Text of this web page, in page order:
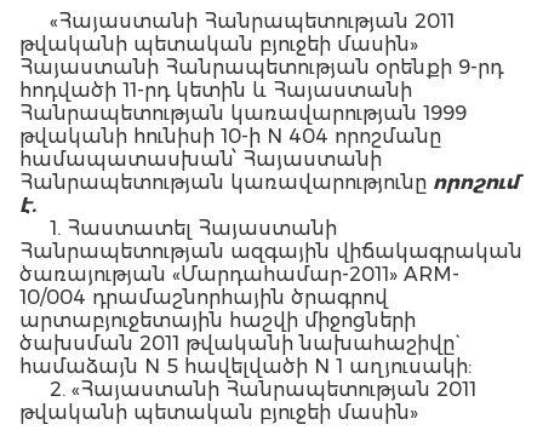
«Հայաստանի Հանրապետության 2011
թվականի պետական բյուջեի մասին»
Հայաստանի Հանրապետության օրենքի 9-րդ
հոդվածի 11-րդ կետին և Հայաստանի
Հանրապետության կառավարության 1999
թվականի հունիսի 10-ի N 404 որոշմանը
համապատասխան՝ Հայաստանի
Հանրապետության կառավարությունը որոշում
է.
1. Հաստատել Հայաստանի
Հանրապետության ազգային վիճակագրական
ծառայության «Մարդահամար-2011» ARM-
10/004 դրամաշնորհային ծրագրով
արտաբյուջետային հաշվի միջոցների
ծախսման 2011 թվականի նախահաշիվը`
համաձայն N 5 հավելվածի N 1 աղյուսակի:
2. «Հայաստանի Հանրապետության 2011
թվականի պետական բյուջեի մասին»